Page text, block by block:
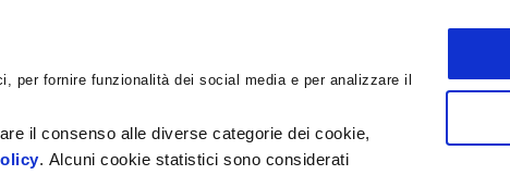
per fornire funzionalità dei social media e per analizzare il
il consenso alle diverse categorie dei cookie,
. Alcuni cookie statistici sono considerati
NEWSLETTER
DOCUMENTI